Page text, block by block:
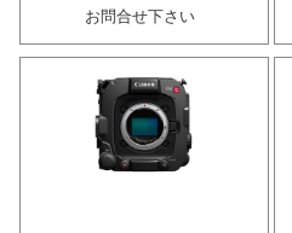
お問合せ下さい